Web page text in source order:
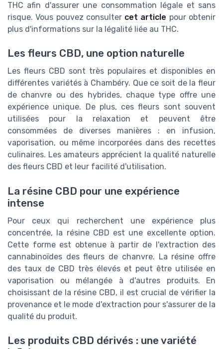
THC afin d'assurer une consommation légale et sans
risque. Vous pouvez consulter cet article pour obtenir
plus d'informations sur la légalité liée au THC.
Les fleurs CBD, une option naturelle
Les fleurs CBD sont très populaires et disponibles en
différentes variétés à Chambéry. Que ce soit de la fleur
de chanvre ou des hybrides, chaque type offre une
expérience unique. De plus, ces fleurs sont souvent
utilisées pour la relaxation et peuvent être
consommées de diverses manières : en infusion,
vaporisation, ou même incorporées dans des recettes
culinaires. Les amateurs apprécient la qualité naturelle
des fleurs CBD et leur facilité d'utilisation.
La résine CBD pour une expérience
intense
Pour ceux qui recherchent une expérience plus
concentrée, la résine CBD est une excellente option.
Cette forme est obtenue à partir de l'extraction des
cannabinoïdes des fleurs de chanvre. La résine offre
des taux de CBD très élevés et peut être utilisée en
vaporisation ou mélangée à d'autres produits. En
choisissant de la résine CBD, il est crucial de vérifier la
provenance et le mode d'extraction pour s'assurer de la
qualité du produit.
Les produits CBD dérivés : une variété